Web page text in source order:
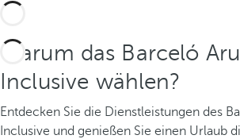
Warum das Barceló
Inclusive wählen?
Entdecken Sie die Dienstleistungen des
Inclusive und genießen Sie einen Urlaub